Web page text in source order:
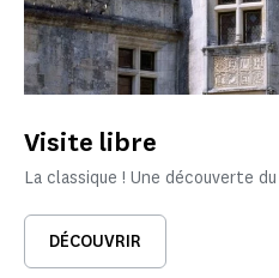
Visite libre
La classique ! Une découverte
DÉCOUVRIR